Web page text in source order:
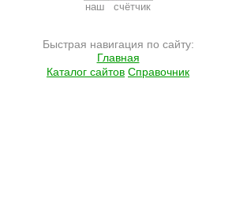
наш счётчик
Быстрая навигация по сайту:
Главная
Каталог сайтов Справочник